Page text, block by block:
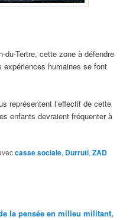
Tertre, cette zone à défendre
expériences humaines se font
représentent l’effectif de cette
enfants devraient fréquenter à
casse sociale, Durruti,ZAD
la pensée en milieu militant,